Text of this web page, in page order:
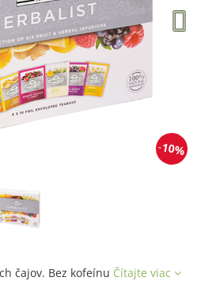
10%
čajov. Bez kofeínu Čítajte viac